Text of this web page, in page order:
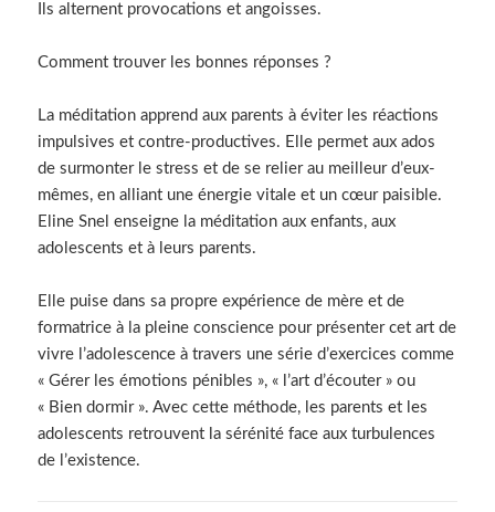
Ils alternent provocations et angoisses.
Comment trouver les bonnes réponses ?
La méditation apprend aux parents à éviter les réactions
impulsives et contre-productives. Elle permet aux ados
de surmonter le stress et de se relier au meilleur d’eux-
mêmes, en alliant une énergie vitale et un cœur paisible.
Eline Snel enseigne la méditation aux enfants, aux
adolescents et à leurs parents.
Elle puise dans sa propre expérience de mère et de
formatrice à la pleine conscience pour présenter cet art de
vivre l’adolescence à travers une série d’exercices comme
« Gérer les émotions pénibles », « l’art d’écouter » ou
« Bien dormir ». Avec cette méthode, les parents et les
adolescents retrouvent la sérénité face aux turbulences
de l’existence.